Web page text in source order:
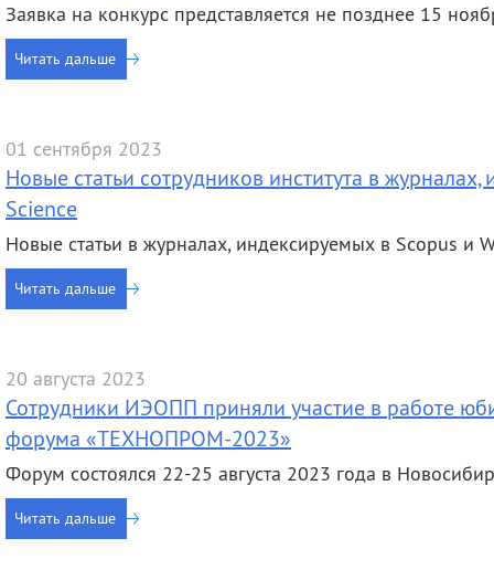
Заявка на конкурс представляется не позднее 15
Читать дальше
01 сентября 2023
Новые статьи сотрудников института в
Science
Новые статьи в журналах, индексируемых в Scopus и
Читать дальше
20 августа 2023
Сотрудники ИЭОПП приняли участие в работе
форума «ТЕХНОПРОМ-2023»
Форум состоялся 22-25 августа 2023 года в
Читать дальше